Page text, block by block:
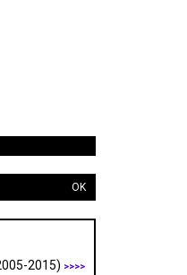
OK
2015) >>>>